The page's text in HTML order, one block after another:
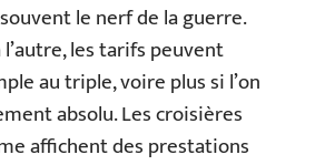
le nerf de la guerre.
l’autre, les tarifs peuvent
au triple, voire plus si l’on
absolu. Les croisières
affichent des prestations